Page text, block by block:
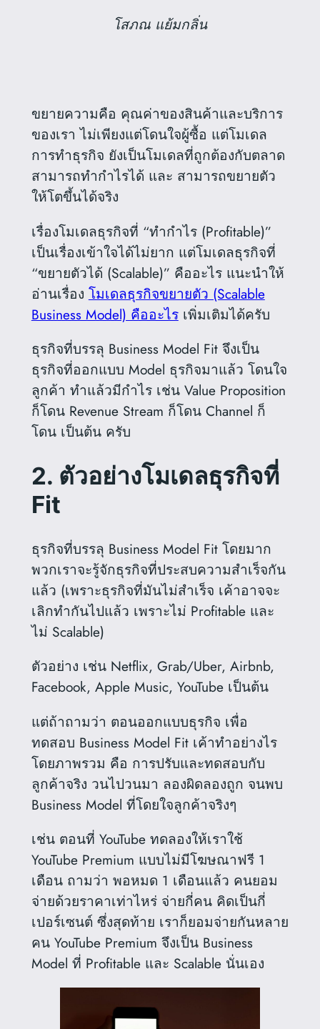
โสภณ แย้มกลิ่น
ขยายความคือ คุณค่าของสินค้าและบริการ
ของเรา ไม่เพียงแต่โดนใจผู้ซื้อ แต่โมเดล
การทำธุรกิจ ยังเป็นโมเดลที่ถูกต้องกับตลาด
สามารถทำกำไรได้ และ สามารถขยายตัว
ให้โตขึ้นได้จริง
เรื่องโมเดลธุรกิจที่ “ทำกำไร (Profitable)”
เป็นเรื่องเข้าใจได้ไม่ยาก แต่โมเดลธุรกิจที่
“ขยายตัวได้ (Scalable)” คืออะไร แนะนำให้
อ่านเรื่อง โมเดลธุรกิจขยายตัว (Scalable
Business Model) คืออะไรเพิ่มเติมได้ครับ
ธุรกิจที่บรรลุ Business Model Fit จึงเป็น
ธุรกิจที่ออกแบบ Model ธุรกิจมาแล้ว โดนใจ
ลูกค้า ทำแล้วมีกำไร เช่น Value Proposition
ก็โดน Revenue Stream ก็โดน Channel ก็
โดน เป็นต้น ครับ
2. ตัวอย่างโมเดลธุรกิจที่
Fit
ธุรกิจที่บรรลุ Business Model Fit โดยมาก
พวกเราจะรู้จักธุรกิจที่ประสบความสำเร็จกัน
แล้ว (เพราะธุรกิจที่มันไม่สำเร็จ เค้าอาจจะ
เลิกทำกันไปแล้ว เพราะไม่ Profitable และ
ไม่ Scalable)
ตัวอย่าง เช่น Netflix, Grab/Uber, Airbnb,
Facebook, Apple Music, YouTube เป็นต้น
แต่ถ้าถามว่า ตอนออกแบบธุรกิจ เพื่อ
ทดสอบ Business Model Fit เค้าทำอย่างไร
โดยภาพรวม คือ การปรับและทดสอบกับ
ลูกค้าจริง วนไปวนมา ลองผิดลองถูก จนพบ
Business Model ที่โดยใจลูกค้าจริงๆ
เช่น ตอนที่ YouTube ทดลองให้เราใช้
YouTube Premium แบบไม่มีโฆษณาฟรี 1
เดือน ถามว่า พอหมด 1 เดือนแล้ว คนยอม
จ่ายด้วยราคาเท่าไหร่ จ่ายกี่คน คิดเป็นกี่
เปอร์เซนต์ ซึ่งสุดท้าย เราก็ยอมจ่ายกันหลาย
คน YouTube Premium จึงเป็น Business
Model ที่ Profitable และ Scalable นั่นเอง